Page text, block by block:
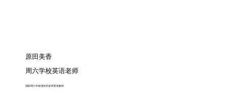
原田美香
周六学校英语老师
国际周六学校项目的首席英语教师。